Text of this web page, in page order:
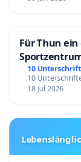
Für Thun
10
10
18 Jul 2026